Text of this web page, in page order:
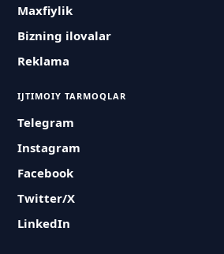
Maxfiylik
Bizning ilovalar
Reklama
IJTIMOIY TARMOQLAR
Telegram
Instagram
Facebook
Twitter/X
LinkedIn